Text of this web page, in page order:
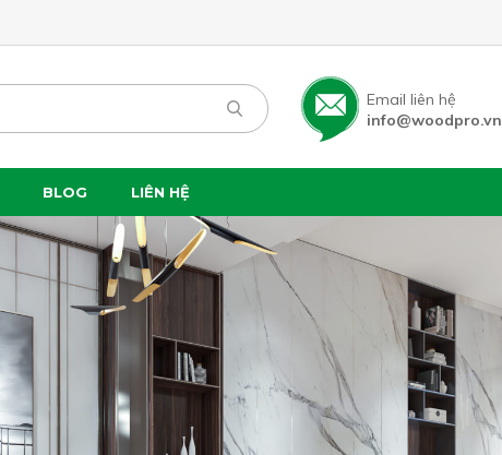
Email liên hệ
info@woodpro.vn
BLOG LIÊN HỆ